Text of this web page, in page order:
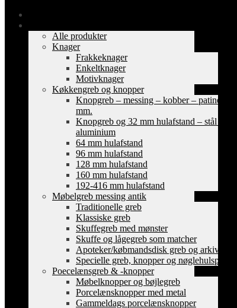
Alle produkter
Knager
Frakkeknager
Enkeltknager
Motivknager
Køkkengreb og knopper
Knopgreb – messing – kobber – patinerede
mm.
Knopgreb og 32 mm hulafstand – stål og
aluminium
64 mm hulafstand
96 mm hulafstand
128 mm hulafstand
160 mm hulafstand
192-416 mm hulafstand
Møbelgreb messing antik
Traditionelle greb
Klassiske greb
Skuffegreb med mønster
Skuffe og lågegreb som matcher
Apoteker/købmandsdisk greb og arkiv skilte
Specielle greb, knopper og nøglehulsplader
Poecelænsgreb & -knopper
Møbelknopper og bøjlegreb
Porcelænsknopper med metal
Gammeldags porcelænsknopper